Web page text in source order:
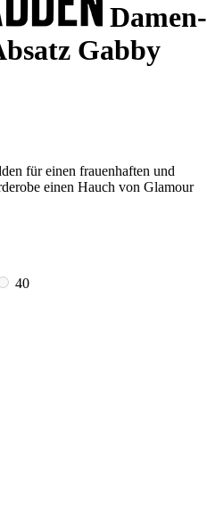
Damen-
Gabby
für einen frauenhaften und
einen Hauch von Glamour
40